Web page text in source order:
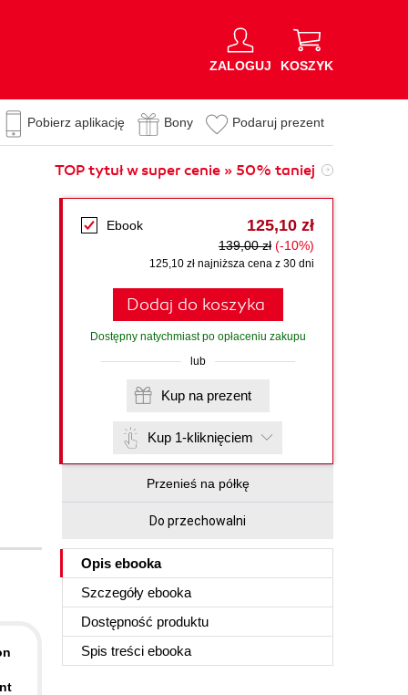
ZALOGUJ KOSZYK
Pobierz aplikację Bony Podaruj prezent
TOP tytuł w super cenie » 50% taniej
Ebook 125,10 zł
139,00 zł (-10%)
125,10 zł najniższa cena z 30 dni
Dodaj do koszyka
Dostępny natychmiast po opłaceniu zakupu
lub
Kup na prezent
Kup 1-kliknięciem
Przenieś na półkę
Do przechowalni
Opis ebooka
Szczegóły ebooka
Dostępność produktu
Spis treści ebooka